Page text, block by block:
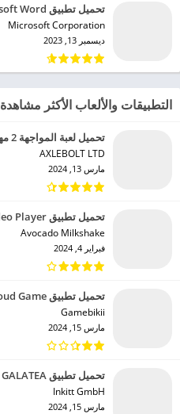
تحميل تطبيق Microsoft Word مهكر للاندرويد 2024
Microsoft Corporation‏
ديسمبر 13, 2023
التطبيقات والألعاب الأكثر مشاهدة
تحميل لعبة المواجهة 2 مهكرة للاندرويد 2024
AXLEBOLT LTD‏
مارس 13, 2024
تحميل تطبيق Provid Video Player مهكر للاندرويد 2024
Avocado Milkshake‏
فبراير 4, 2024
تحميل تطبيق Bikii Cloud Game مهكر للاندرويد 2024
Gamebikii‏
مارس 15, 2024
تحميل تطبيق GALATEA مهكر للاندرويد 2024
Inkitt GmbH‏
مارس 15, 2024